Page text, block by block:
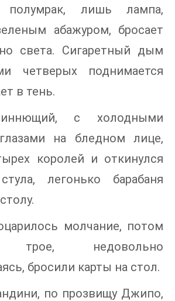
лишь лампа,
абажуром, бросает
света. Сигаретный дым
четверых поднимается
в тень.
с холодными
на бледном лице,
королей и откинулся
легонько барабаня
молчание, потом
трое, недовольно
бросили карты на стол.
по прозвищу Джипо,